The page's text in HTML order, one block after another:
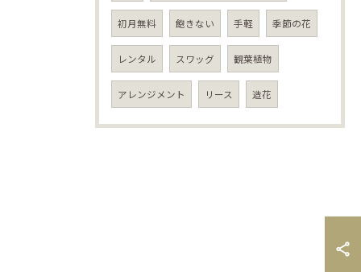
初月無料 飽きない 手軽 季節の花
レンタル スワッグ 観葉植物
アレンジメント リース 造花